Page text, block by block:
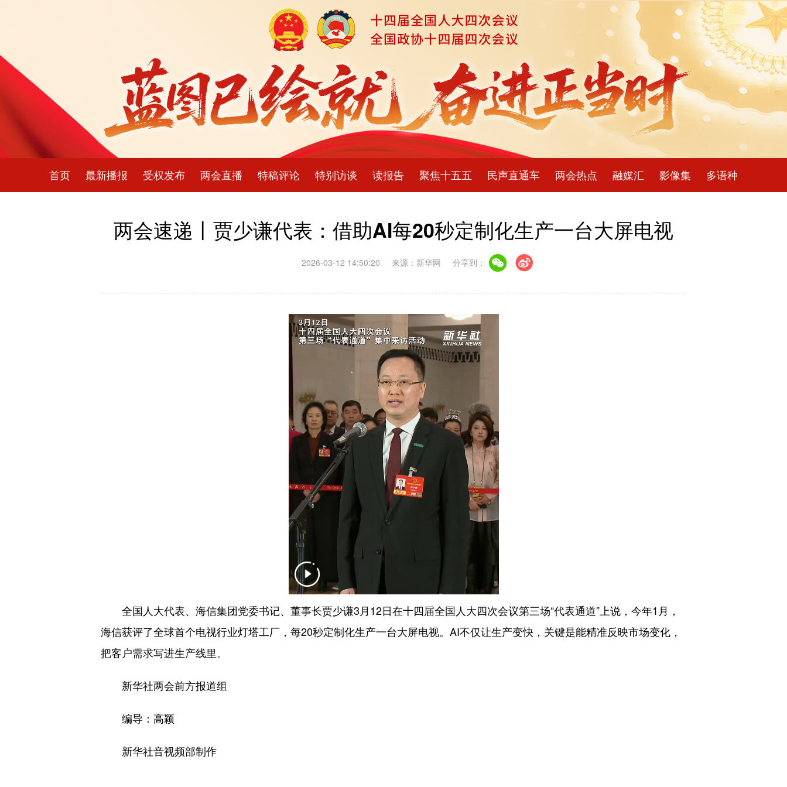
首页 最新播报 受权发布 两会直播 特稿评论 特别访谈 读报告 聚焦十五五 民声直通车 两会热点 融媒汇 影像集 多语种
两会速递丨贾少谦代表：借助AI每20秒定制化生产一台大屏电视
2026-03-12 14:50:20 来源：新华网 分享到：
全国人大代表、海信集团党委书记、董事长贾少谦3月12日在十四届全国人大四次会议第三场“代表通道”上说，今年1月，
海信获评了全球首个电视行业灯塔工厂，每20秒定制化生产一台大屏电视。AI不仅让生产变快，关键是能精准反映市场变化，
把客户需求写进生产线里。
新华社两会前方报道组
编导：高颖
新华社音视频部制作